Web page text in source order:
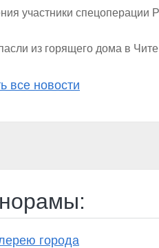
участники спецоперации
из горящего дома в Чите
все новости
города